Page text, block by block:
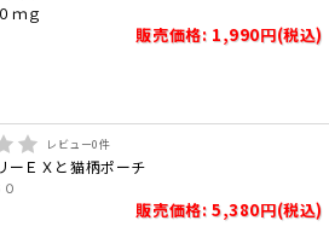
ｍｇ
販売価格: 1,990円(税込)
レビュー0件
ーＥＸと猫柄ポーチ
販売価格: 5,380円(税込)